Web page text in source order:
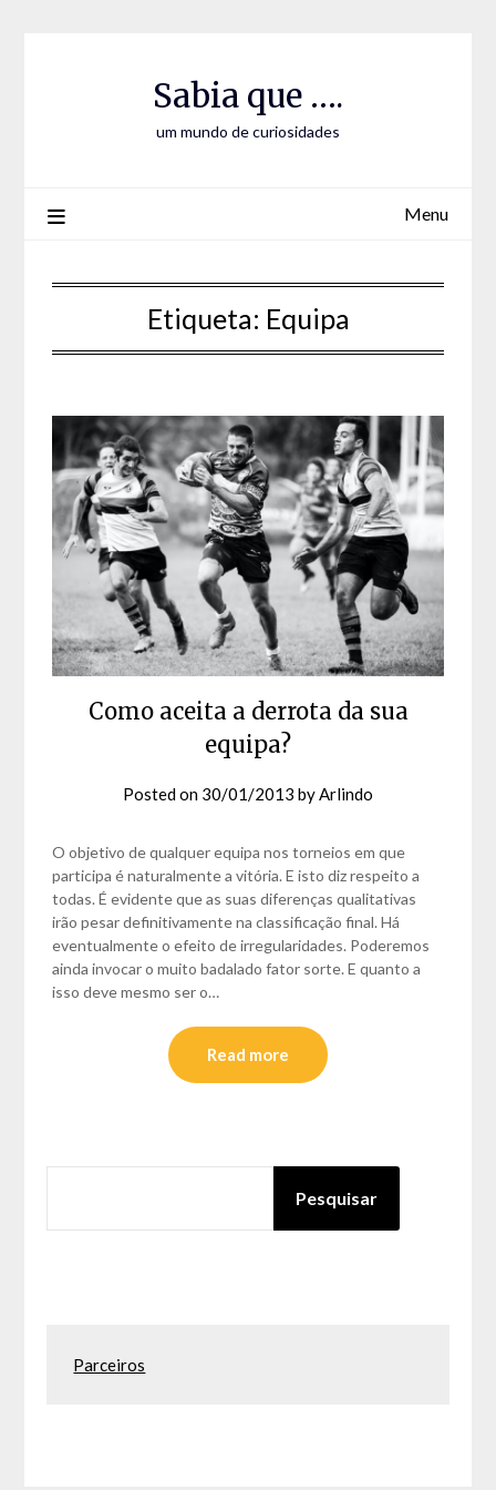
Sabia que ….
um mundo de curiosidades
Menu
Etiqueta: Equipa
Como aceita a derrota da sua
equipa?
Posted on 30/01/2013 byArlindo
O objetivo de qualquer equipa nos torneios em que
participa é naturalmente a vitória. E isto diz respeito a
todas. É evidente que as suas diferenças qualitativas
irão pesar definitivamente na classificação final. Há
eventualmente o efeito de irregularidades. Poderemos
ainda invocar o muito badalado fator sorte. E quanto a
isso deve mesmo ser o…
Read more
Pesquisar
Parceiros